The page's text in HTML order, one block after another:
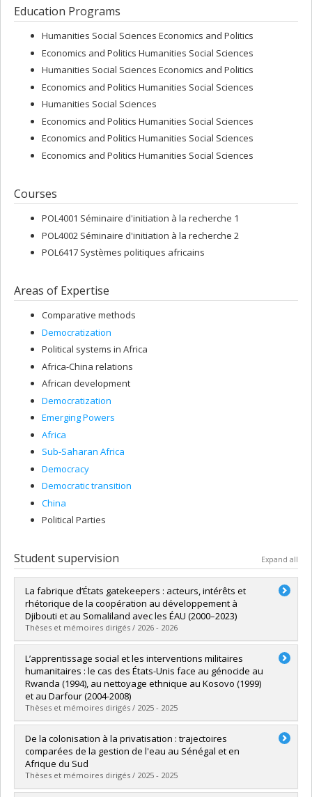
Education Programs
Humanities Social Sciences Economics and Politics
Economics and Politics Humanities Social Sciences
Humanities Social Sciences Economics and Politics
Economics and Politics Humanities Social Sciences
Humanities Social Sciences
Economics and Politics Humanities Social Sciences
Economics and Politics Humanities Social Sciences
Economics and Politics Humanities Social Sciences
Courses
POL4001 Séminaire d'initiation à la recherche 1
POL4002 Séminaire d'initiation à la recherche 2
POL6417 Systèmes politiques africains
Areas of Expertise
Comparative methods
Democratization
Political systems in Africa
Africa-China relations
African development
Democratization
Emerging Powers
Africa
Sub-Saharan Africa
Democracy
Democratic transition
China
Political Parties
Student supervision Expand all
La fabrique d’États gatekeepers : acteurs, intérêts et
rhétorique de la coopération au développement à
Djibouti et au Somaliland avec les ÉAU (2000–2023)
Thèses et mémoires dirigés / 2026 - 2026
Graduate :Novel, Brendon
Cycle :Doctoral
Grade :Ph. D.
Lien vers le document dans Papyrus
L’apprentissage social et les interventions militaires
humanitaires : le cas des États-Unis face au génocide au
Rwanda (1994), au nettoyage ethnique au Kosovo (1999)
et au Darfour (2004-2008)
Thèses et mémoires dirigés / 2025 - 2025
Graduate :Bregaj, Anjeza
Cycle :Doctoral
Grade : Ph. D.
Lien vers le document dans Papyrus
De la colonisation à la privatisation : trajectoires
comparées de la gestion de l'eau au Sénégal et en
Afrique du Sud
Thèses et mémoires dirigés / 2025 - 2025